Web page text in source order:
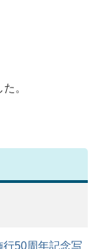
。
50周年記念写